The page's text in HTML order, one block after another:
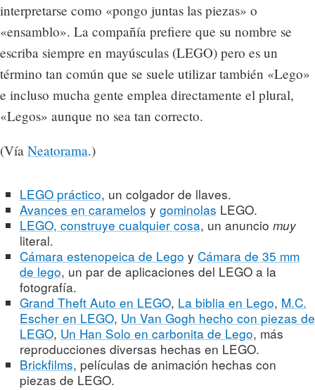
interpretarse como «pongo juntas las piezas» o
«ensamblo». La compañía prefiere que su nombre se
escriba siempre en mayúsculas (LEGO) pero es un
término tan común que se suele utilizar también «Lego»
e incluso mucha gente emplea directamente el plural,
«Legos» aunque no sea tan correcto.
(Vía Neatorama.)
LEGO práctico, un colgador de llaves.
Avances en caramelos y gominolas LEGO.
LEGO, construye cualquier cosa, un anuncio muy
literal.
Cámara estenopeica de Lego y Cámara de 35 mm
de lego, un par de aplicaciones del LEGO a la
fotografía.
Grand Theft Auto en LEGO, La biblia en Lego, M.C.
Escher en LEGO, Un Van Gogh hecho con piezas de
LEGO, Un Han Solo en carbonita de Lego, más
reproducciones diversas hechas en LEGO.
Brickfilms, películas de animación hechas con
piezas de LEGO.